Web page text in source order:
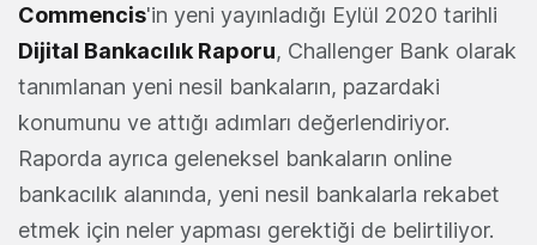
Commencis'in yeni yayınladığı Eylül 2020 tarihli
Dijital Bankacılık Raporu, Challenger Bank olarak
tanımlanan yeni nesil bankaların, pazardaki
konumunu ve attığı adımları değerlendiriyor.
Raporda ayrıca geleneksel bankaların online
bankacılık alanında, yeni nesil bankalarla rekabet
etmek için neler yapması gerektiği de belirtiliyor.